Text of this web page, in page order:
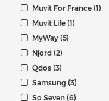
Muvit For France (1)
Muvit Life (1)
MyWay (5)
Njord (2)
Qdos (3)
Samsung (3)
So Seven (6)